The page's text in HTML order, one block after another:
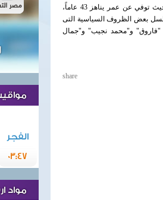
يناهز 43 عاماً،
بعض الظروف السياسية التى
"فاروق" و"محمد نجيب" و"جمال
share
الفجر
03:47
مواد